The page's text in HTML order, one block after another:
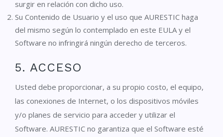
surgir en relación con dicho uso.
Su Contenido de Usuario y el uso que AURESTIC haga
del mismo según lo contemplado en este EULA y el
Software no infringirá ningún derecho de terceros.
5. ACCESO
Usted debe proporcionar, a su propio costo, el equipo,
las conexiones de Internet, o los dispositivos móviles
y/o planes de servicio para acceder y utilizar el
Software. AURESTIC no garantiza que el Software esté